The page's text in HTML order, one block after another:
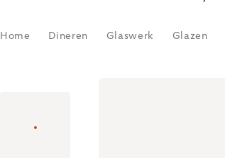
Home Dineren Glaswerk Glazen